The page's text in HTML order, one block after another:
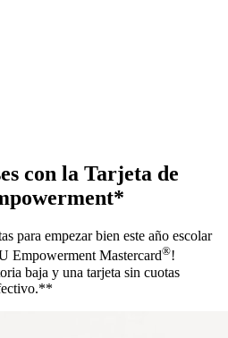
con la Tarjeta de
para empezar bien este año escolar
Empowerment Mastercard®!
baja y una tarjeta sin cuotas